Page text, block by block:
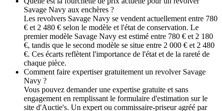
Savage Navy aux enchères ?
Les revolvers Savage Navy se vendent actuellement entre 780
€ et 2 480 € selon le modèle et l'état de conservation. Le
premier modèle Savage Navy est estimé entre 780 € et 2 180
€, tandis que le second modèle se situe entre 2 000 € et 2 480
€. Ces écarts reflètent l'importance de l'état et de la rareté de
chaque pièce.
Comment faire expertiser gratuitement un revolver Savage
Navy ?
Vous pouvez demander une expertise gratuite et sans
engagement en remplissant le formulaire d'estimation sur le
site d'Auctie's. Un expert ou commissaire-priseur agréé par